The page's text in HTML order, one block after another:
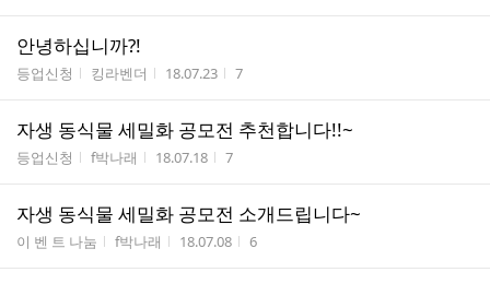
안녕하십니까?!
게시판명
등업신청 작성자
킹라벤더 작성시간
18.07.23 조회수
7
자생 동식물 세밀화 공모전 추천합니다!!~
게시판명
등업신청 작성자
f박나래 작성시간
18.07.18 조회수
7
자생 동식물 세밀화 공모전 소개드립니다~
게시판명
이 벤 트 나눔 작성자
f박나래 작성시간
18.07.08 조회수
6